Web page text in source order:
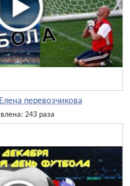
Елена перевозчикова
243 раза